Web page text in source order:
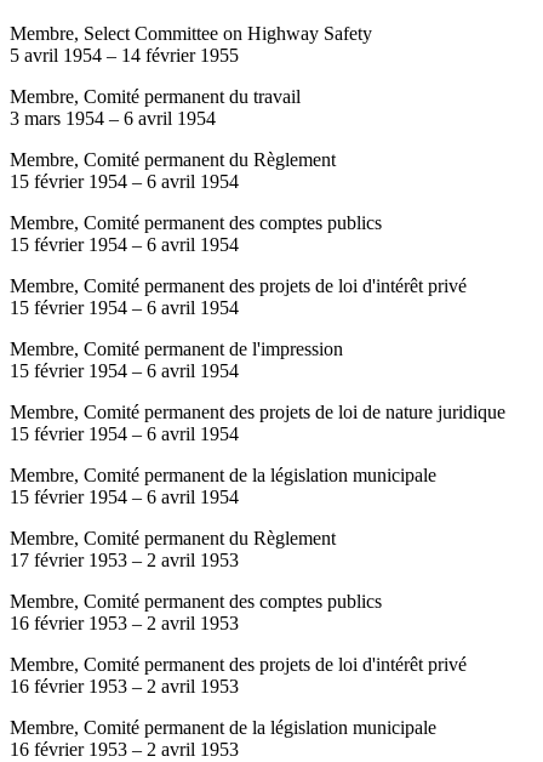
Membre, Select Committee on Highway Safety
5 avril 1954 – 14 février 1955
Membre, Comité permanent du travail
3 mars 1954 – 6 avril 1954
Membre, Comité permanent du Règlement
15 février 1954 – 6 avril 1954
Membre, Comité permanent des comptes publics
15 février 1954 – 6 avril 1954
Membre, Comité permanent des projets de loi d'intérêt privé
15 février 1954 – 6 avril 1954
Membre, Comité permanent de l'impression
15 février 1954 – 6 avril 1954
Membre, Comité permanent des projets de loi de nature juridique
15 février 1954 – 6 avril 1954
Membre, Comité permanent de la législation municipale
15 février 1954 – 6 avril 1954
Membre, Comité permanent du Règlement
17 février 1953 – 2 avril 1953
Membre, Comité permanent des comptes publics
16 février 1953 – 2 avril 1953
Membre, Comité permanent des projets de loi d'intérêt privé
16 février 1953 – 2 avril 1953
Membre, Comité permanent de la législation municipale
16 février 1953 – 2 avril 1953